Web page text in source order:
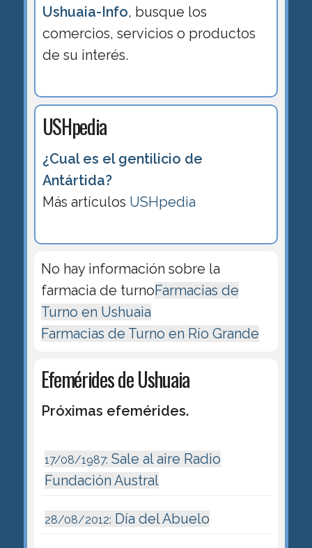
Ushuaia-Info, busque los
comercios, servicios o productos
de su interés.
USHpedia
¿Cual es el gentilicio de
Antártida?
Más artículos USHpedia
No hay información sobre la
farmacia de turnoFarmacias de
Turno en Ushuaia
Farmacias de Turno en Río Grande
Efemérides de Ushuaia
Próximas efemérides.
17/08/1987: Sale al aire Radio
Fundación Austral
28/08/2012: Día del Abuelo